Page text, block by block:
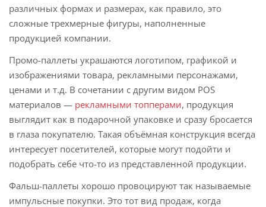
различных формах и размерах, как правило, это
сложные трехмерные фигуры, наполненные
продукцией компании.
Промо-паллеты украшаются логотипом, графикой и
изображениями товара, рекламными персонажами,
ценами и т.д. В сочетании с другим видом POS
материалов — рекламными топперами, продукция
выглядит как в подарочной упаковке и сразу бросается
в глаза покупателю. Такая объёмная конструкция всегда
интересует посетителей, которые могут подойти и
подобрать себе что-то из представленной продукции.
Фальш-паллеты хорошо провоцируют так называемые
импульсные покупки. Это тот вид продаж, когда